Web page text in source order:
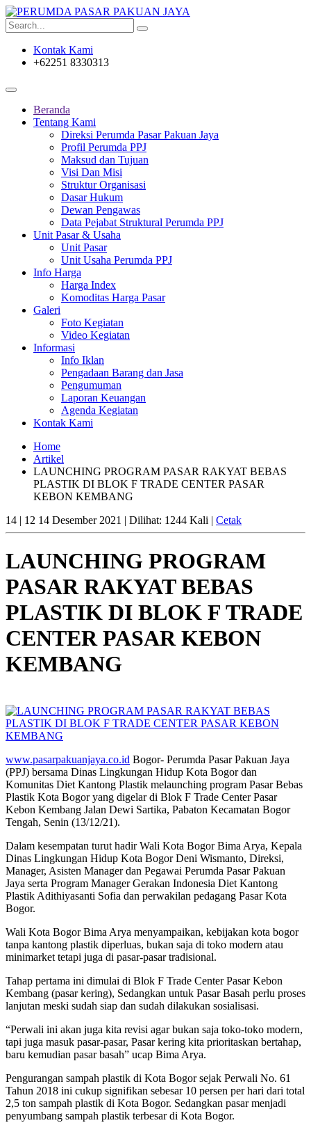
Kontak Kami
+62251 8330313
Beranda
Tentang Kami
Direksi Perumda Pasar Pakuan Jaya
Profil Perumda PPJ
Maksud dan Tujuan
Visi Dan Misi
Struktur Organisasi
Dasar Hukum
Dewan Pengawas
Data Pejabat Struktural Perumda PPJ
Unit Pasar & Usaha
Unit Pasar
Unit Usaha Perumda PPJ
Info Harga
Harga Index
Komoditas Harga Pasar
Galeri
Foto Kegiatan
Video Kegiatan
Informasi
Info Iklan
Pengadaan Barang dan Jasa
Pengumuman
Laporan Keuangan
Agenda Kegiatan
Kontak Kami
Home
Artikel
LAUNCHING PROGRAM PASAR RAKYAT BEBAS
PLASTIK DI BLOK F TRADE CENTER PASAR
KEBON KEMBANG
14 | 12 14 Desember 2021 | Dilihat: 1244 Kali | Cetak
LAUNCHING PROGRAM
PASAR RAKYAT BEBAS
PLASTIK DI BLOK F TRADE
CENTER PASAR KEBON
KEMBANG
www.pasarpakuanjaya.co.id Bogor- Perumda Pasar Pakuan Jaya
(PPJ) bersama Dinas Lingkungan Hidup Kota Bogor dan
Komunitas Diet Kantong Plastik melaunching program Pasar Bebas
Plastik Kota Bogor yang digelar di Blok F Trade Center Pasar
Kebon Kembang Jalan Dewi Sartika, Pabaton Kecamatan Bogor
Tengah, Senin (13/12/21).
Dalam kesempatan turut hadir Wali Kota Bogor Bima Arya, Kepala
Dinas Lingkungan Hidup Kota Bogor Deni Wismanto, Direksi,
Manager, Asisten Manager dan Pegawai Perumda Pasar Pakuan
Jaya serta Program Manager Gerakan Indonesia Diet Kantong
Plastik Adithiyasanti Sofia dan perwakilan pedagang Pasar Kota
Bogor.
Wali Kota Bogor Bima Arya menyampaikan, kebijakan kota bogor
tanpa kantong plastik diperluas, bukan saja di toko modern atau
minimarket tetapi juga di pasar-pasar tradisional.
Tahap pertama ini dimulai di Blok F Trade Center Pasar Kebon
Kembang (pasar kering), Sedangkan untuk Pasar Basah perlu proses
lanjutan meski sudah siap dan sudah dilakukan sosialisasi.
“Perwali ini akan juga kita revisi agar bukan saja toko-toko modern,
tapi juga masuk pasar-pasar, Pasar kering kita prioritaskan bertahap,
baru kemudian pasar basah” ucap Bima Arya.
Pengurangan sampah plastik di Kota Bogor sejak Perwali No. 61
Tahun 2018 ini cukup signifikan sebesar 10 persen per hari dari total
2,5 ton sampah plastik di Kota Bogor. Sedangkan pasar menjadi
penyumbang sampah plastik terbesar di Kota Bogor.